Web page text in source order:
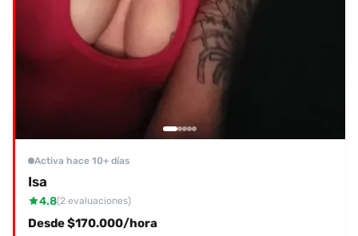
Activa hace 10+ días
Isa
4.8(2 evaluaciones)
Desde $170.000/hora